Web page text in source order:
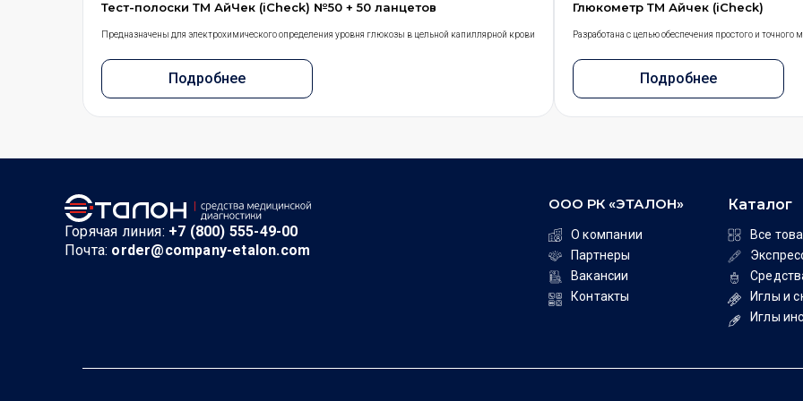
Тест-полоски ТМ АйЧек (iCheck) №50 + 50 ланцетов
Предназначены для электрохимического определения уровня глюкозы в цельной капиллярной крови
Подробнее
Глюкометр ТМ Айчек (iCheck)
Разработана с целью обеспечения простого и
Подробнее
ООО РК «ЭТАЛОН»
О компании
Партнеры
Вакансии
Контакты
Каталог
Все
Иглы и
Иглы
Горячая линия: +7 (800) 555-49-00
Почта: order@company-etalon.com